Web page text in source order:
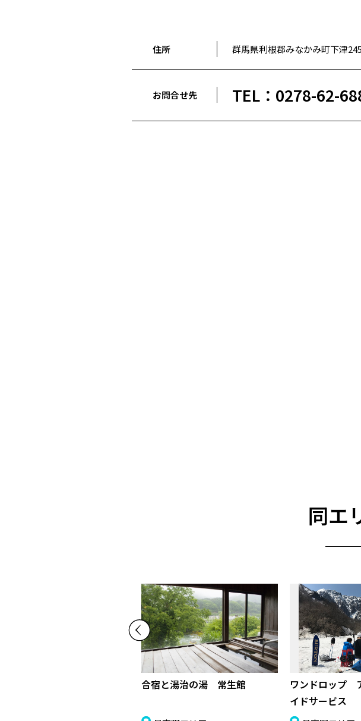
住所 群馬県利根郡みなかみ町下津
お問合せ先 TEL：0278-62-
同エ
合宿と湯治の湯 常生館
ワンドロップ
イドサービス